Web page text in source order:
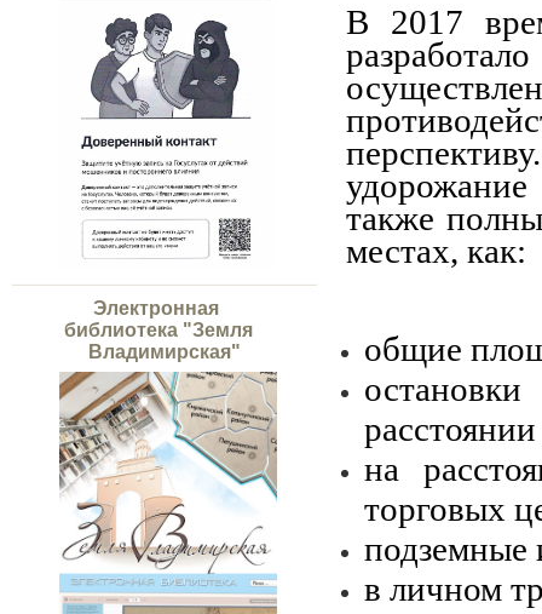
Электронная
библиотека "Земля
Владимирская"
В 2017
также
местах, как:
общие
на
торговых
подземные
в личном